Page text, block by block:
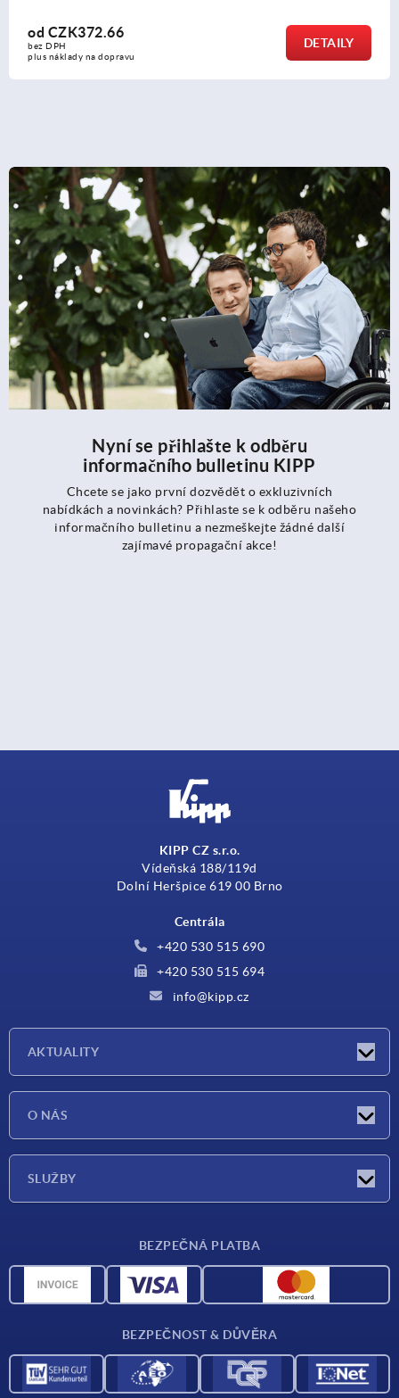
od CZK304.30
bez DPH
plus náklady na dopravu
DETAILY
Nyní se přihlašte k odběru
informačního bulletinu KIPP
Chcete se jako první dozvědět o exkluzivních
nabídkách a novinkách? Přihlaste se k odběru našeho
informačního bulletinu a nezmeškejte žádné další
zajímavé propagační akce!
KIPP CZ s.r.o.
Vídeňská 188/119d
Dolní Heršpice 619 00 Brno
Centrála
+420 530 515 690
+420 530 515 694
info@kipp.cz
AKTUALITY
O NÁS
SLUŽBY
CAD data
BEZPEČNÁ PLATBA
BEZPEČNOST & DŮVĚRA